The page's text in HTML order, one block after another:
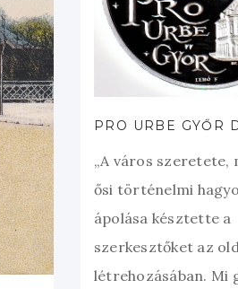
PRO URBE GYŐR
„A város szeretete,
ősi történelmi
ápolása késztette a
szerkesztőket az
létrehozásában. Mi